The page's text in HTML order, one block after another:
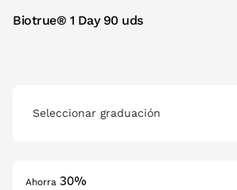
Biotrue® 1 Day 90 uds
Seleccionar graduación
Ahorra 30%